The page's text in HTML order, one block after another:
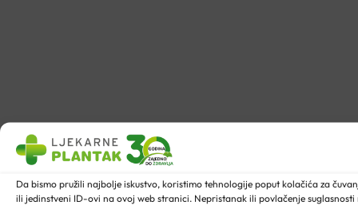
Da bismo pružili najbolje iskustvo, koristimo tehnologije poput kolačića za
ili jedinstveni ID-ovi na ovoj web stranici. Nepristanak ili povlačenje